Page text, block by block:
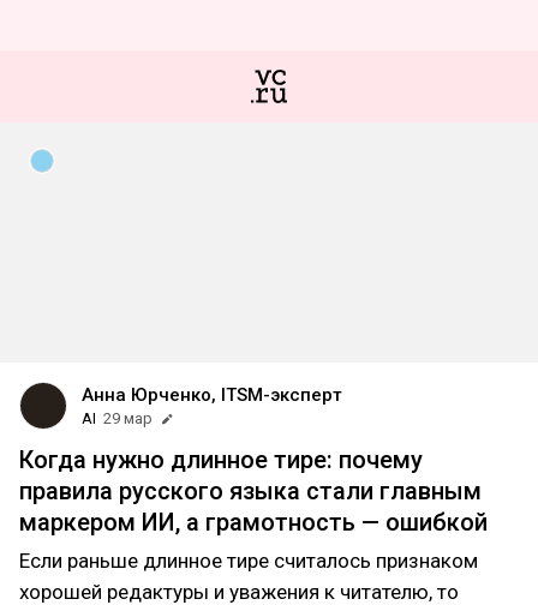
Анна Юрченко, ITSM-эксперт
AI 29 мар
Когда нужно длинное тире: почему
правила русского языка стали главным
маркером ИИ, а грамотность — ошибкой
Если раньше длинное тире считалось признаком
хорошей редактуры и уважения к читателю, то